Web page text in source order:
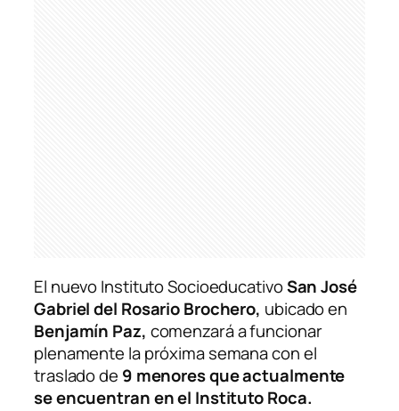
El nuevo Instituto SocioeducativoSan José
Gabriel del Rosario Brochero, ubicado en
Benjamín Paz, comenzará a funcionar
plenamente la próxima semana con el
traslado de 9 menores que actualmente
se encuentran en el Instituto Roca.